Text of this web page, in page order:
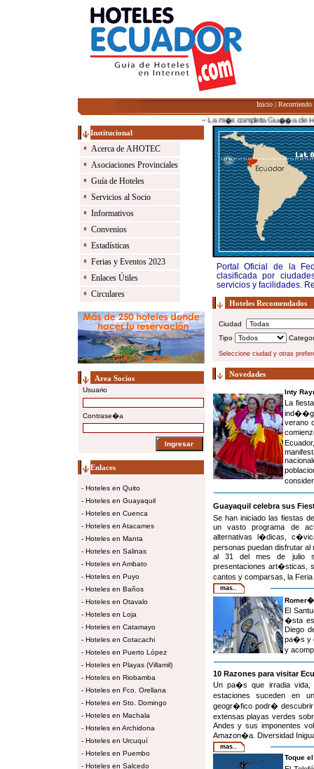
Inicio | Recorriendo
-- La m�s completa Gu��a de
Institucional
Acerca de AHOTEC
Asociaciones Provinciales
Guía de Hoteles
Servicios al Socio
Informativos
Convenios
Estadísticas
Ferias y Eventos 2023
Enlaces Útiles
Circulares
Area Socios
Usuario
Contrase�a
Enlaces
- Hoteles en Quito
- Hoteles en Guayaquil
- Hoteles en Cuenca
- Hoteles en Atacames
- Hoteles en Manta
- Hoteles en Salinas
- Hoteles en Ambato
- Hoteles en Puyo
- Hoteles en Baños
- Hoteles en Otavalo
- Hoteles en Loja
- Hoteles en Catamayo
- Hoteles en Cotacachi
- Hoteles en Puerto López
- Hoteles en Playas (Villamil)
- Hoteles en Riobamba
- Hoteles en Fco. Orellana
- Hoteles en Sto. Domingo
- Hoteles en Machala
- Hoteles en Archidona
- Hoteles en Urcuquí
- Hoteles en Puembo
- Hoteles en Salcedo
Portal Oficial de la
clasificada por
servicios y facilidades.
Hoteles Recomendados
Ciudad
Tipo
Seleccione ciudad y otras
Novedades
Inty
La
verano
Guayaquil celebra sus
Se han iniciado las fiestas
un vasto programa de
alternativas l�dicas,
personas puedan disfrutar
al 31 del mes de julio
presentaciones art�sticas,
cantos y comparsas, la
mas..
El
�sta es
Diego
pa�s y
y
10 Razones para visitar
Un pa�s que irradia vida,
estaciones suceden en
geogr�fico podr�
extensas playas verdes
Andes y sus imponentes
Amazon�a. Diversidad
mas..
Toque